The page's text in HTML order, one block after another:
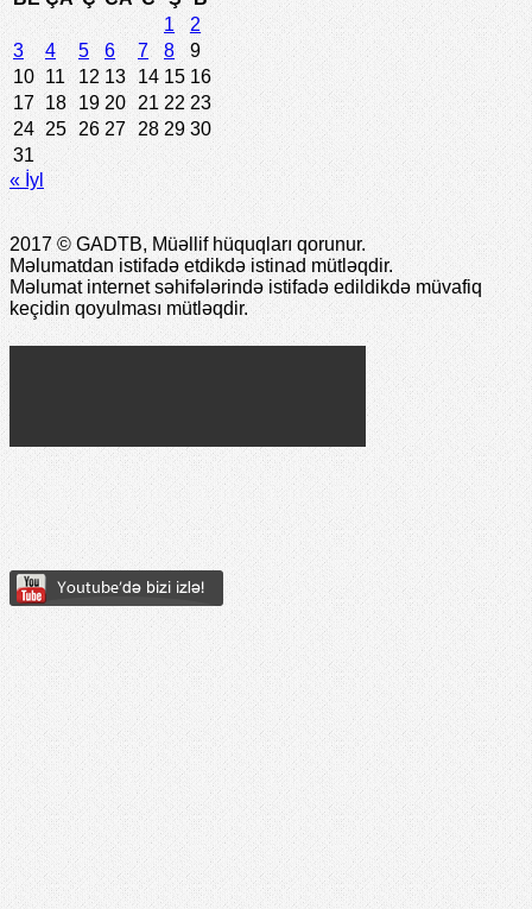
1
2
3
4 5 6 7 8
9
10 11 12 13 14 15 16
17 18 19 20 21 22 23
24 25 26 27 28 29 30
31
« İyl
2017 © GADTB, Müəllif hüquqları qorunur.
Məlumatdan istifadə etdikdə istinad mütləqdir.
Məlumat internet səhifələrində istifadə edildikdə müvafiq
keçidin qoyulması mütləqdir.